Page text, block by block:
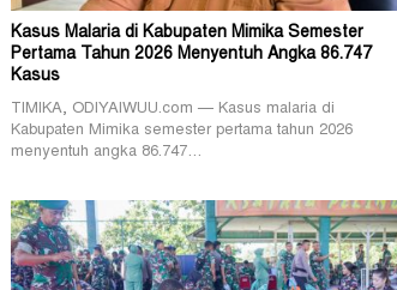
Kasus Malaria di Kabupaten Mimika Semester
Pertama Tahun 2026 Menyentuh Angka 86.747
Kasus
TIMIKA, ODIYAIWUU.com — Kasus malaria di
Kabupaten Mimika semester pertama tahun 2026
menyentuh angka 86.747…